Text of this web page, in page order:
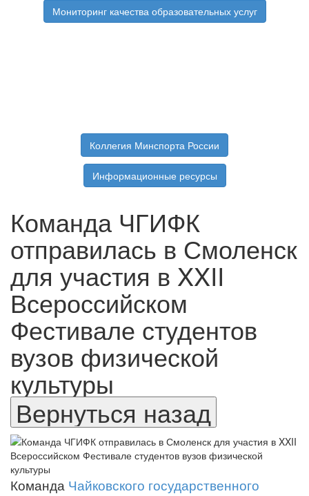
Мониторинг качества образовательных услуг
Коллегия Минспорта России
Информационные ресурсы
Команда ЧГИФК
отправилась в Смоленск
для участия в XXII
Всероссийском
Фестивале студентов
вузов физической
культуры
Команда Чайковского государственного